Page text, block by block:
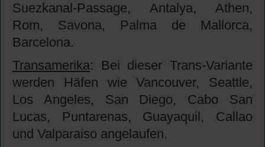
Suezkanal-Passage, Antalya, Athen,
Rom, Savona, Palma de Mallorca,
Barcelona.
Transamerika: Bei dieser Trans-Variante
werden Häfen wie Vancouver, Seattle,
Los Angeles, San Diego, Cabo San
Lucas, Puntarenas, Guayaquil, Callao
und Valparaiso angelaufen.